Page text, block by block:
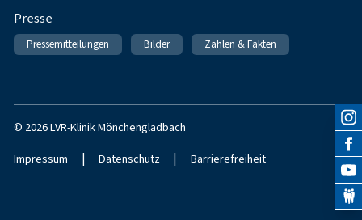
Presse
Pressemitteilungen Bilder Zahlen & Fakten
© 2026 LVR-Klinik Mönchengladbach
Impressum | Datenschutz | Barrierefreiheit